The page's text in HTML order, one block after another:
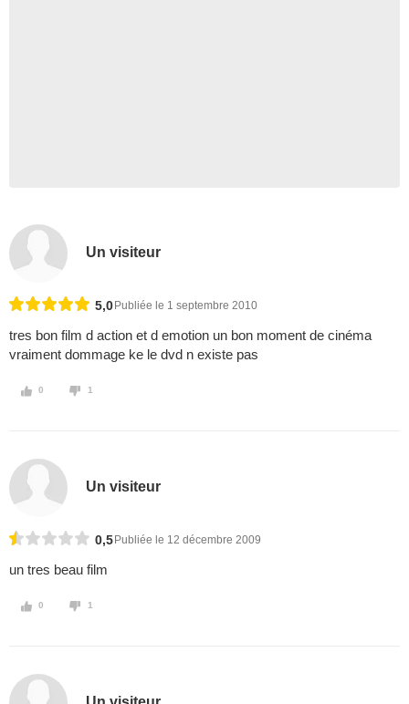
Un visiteur
5,0 Publiée le 1 septembre 2010
tres bon film d action et d emotion un bon moment de cinéma
vraiment dommage ke le dvd n existe pas
0 1
Un visiteur
0,5 Publiée le 12 décembre 2009
un tres beau film
0 1